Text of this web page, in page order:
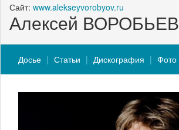
Сайт: www.alekseyvorobyov.ru
Алексей ВОРОБЬЕВ
Досье Статьи Дискография Фото